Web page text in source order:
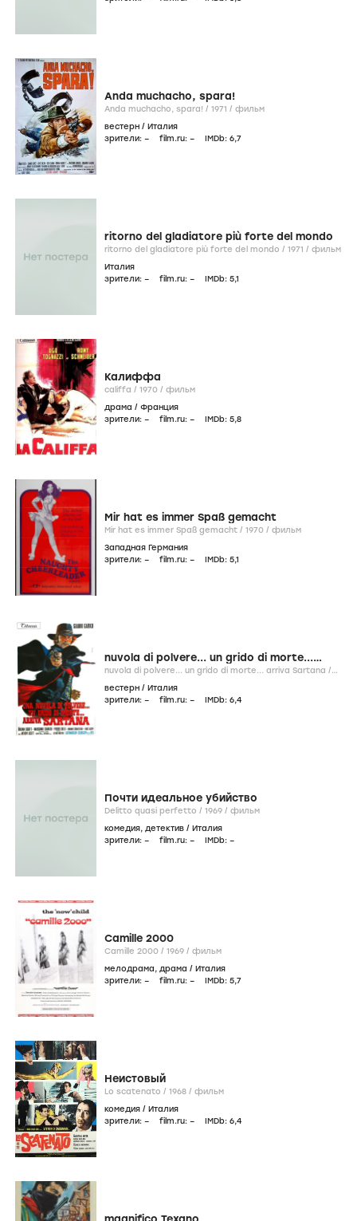
Anda muchacho, spara!
Anda muchacho, spara! / 1971 / фильм
вестерн / Италия
зрители: – film.ru: – IMDb: 6,7
ritorno del gladiatore più forte del mondo
ritorno del gladiatore più forte del mondo / 1971 / фильм
Италия
зрители: – film.ru: – IMDb: 5,1
Калиффа
califfa / 1970 / фильм
драма / Франция
зрители: – film.ru: – IMDb: 5,8
Mir hat es immer Spaß gemacht
Mir hat es immer Spaß gemacht / 1970 / фильм
Западная Германия
зрители: – film.ru: – IMDb: 5,1
nuvola di polvere... un grido di morte...
arriva Sartana
nuvola di polvere... un grido di morte... arriva Sartana /
вестерн / Италия
зрители: – film.ru: – IMDb: 6,4
Почти идеальное убийство
Delitto quasi perfetto / 1969 / фильм
комедия, детектив / Италия
зрители: – film.ru: – IMDb: –
Camille 2000
Camille 2000 / 1969 / фильм
мелодрама, драма / Италия
зрители: – film.ru: – IMDb: 5,7
Неистовый
Lo scatenato / 1968 / фильм
комедия / Италия
зрители: – film.ru: – IMDb: 6,4